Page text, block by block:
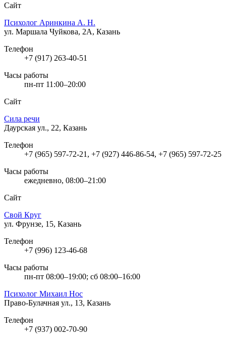
Сайт
Психолог Аринкина А. Н.
ул. Маршала Чуйкова, 2А, Казань
Телефон
+7 (917) 263-40-51
Часы работы
пн-пт 11:00–20:00
Сайт
Сила речи
Даурская ул., 22, Казань
Телефон
+7 (965) 597-72-21, +7 (927) 446-86-54, +7 (965) 597-72-25
Часы работы
ежедневно, 08:00–21:00
Сайт
Свой Круг
ул. Фрунзе, 15, Казань
Телефон
+7 (996) 123-46-68
Часы работы
пн-пт 08:00–19:00; сб 08:00–16:00
Психолог Михаил Нос
Право-Булачная ул., 13, Казань
Телефон
+7 (937) 002-70-90